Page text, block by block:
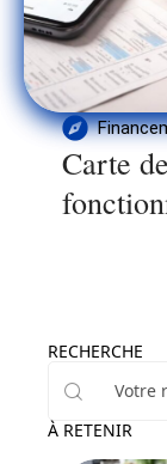
Carte
RECHERCHE
À RETENIR